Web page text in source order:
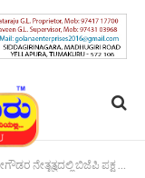
ಬಿಜೆಪಿ ಪಕ್ಷ ಸೇರಿದ ನಾಯಕರು